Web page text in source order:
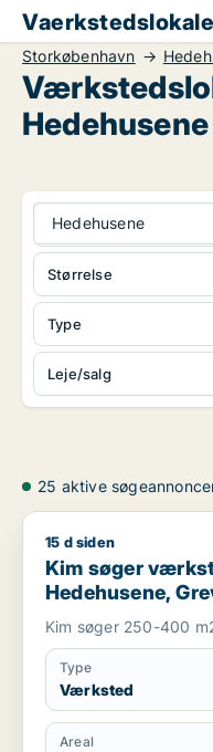
Storkøbenhavn
Hedehusene
Hedehusene
Type
Leje/salg
Størrelse
25 aktive
Kim søger værksted til
15 d siden
Kim søger
Hedehusene,
Kim søger 250-400
Type
Værksted
Areal